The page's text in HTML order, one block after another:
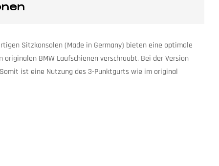
Sitzkonsolen (Made in Germany) bieten eine optimale
BMW Laufschienen verschraubt. Bei der Version
ist eine Nutzung des 3-Punktgurts wie im original